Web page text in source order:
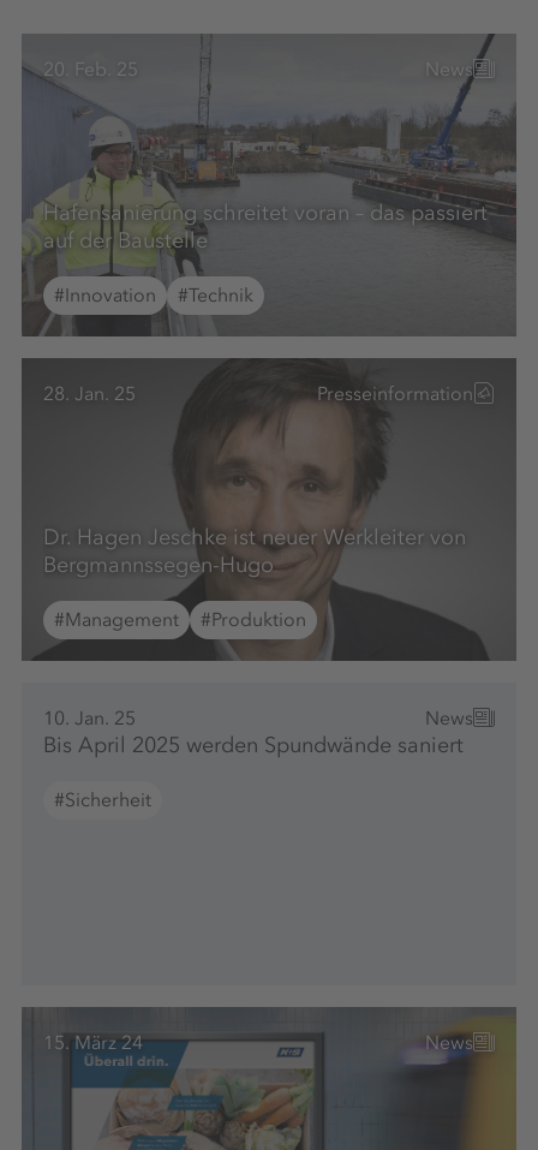
20. Feb. 25 News
Hafensanierung schreitet voran – das passiert
auf der Baustelle
#Innovation #Technik
28. Jan. 25 Presseinformation
Dr. Hagen Jeschke ist neuer Werkleiter von
Bergmannssegen-Hugo
#Management #Produktion
10. Jan. 25 News
Bis April 2025 werden Spundwände saniert
#Sicherheit
15. März 24 News